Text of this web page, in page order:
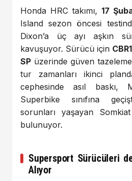
Honda HRC takımı, 17
Island sezon öncesi
Dixon’a üç ayı aşkın
kavuşuyor. Sürücü için
SP üzerinde güven
tur zamanları ikinci
cephesinde asıl baskı,
Superbike sınıfına
sorunları yaşayan
bulunuyor.
Supersport Sürücüleri
Alıyor